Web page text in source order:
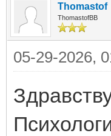
Thomastof
ThomastofBB
05-29-2026,